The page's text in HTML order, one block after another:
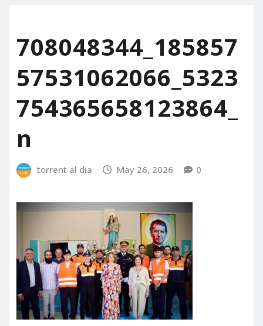
708048344_185857
57531062066_5323
754365658123864_
n
torrent al dia May 26, 2026 0